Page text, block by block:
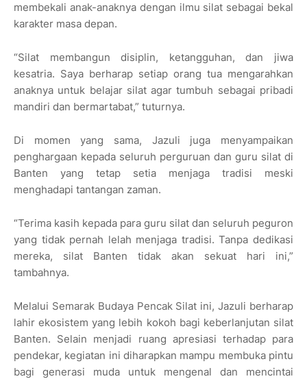
membekali anak-anaknya dengan ilmu silat sebagai bekal
karakter masa depan.
“Silat membangun disiplin, ketangguhan, dan jiwa
kesatria. Saya berharap setiap orang tua mengarahkan
anaknya untuk belajar silat agar tumbuh sebagai pribadi
mandiri dan bermartabat,” tuturnya.
Di momen yang sama, Jazuli juga menyampaikan
penghargaan kepada seluruh perguruan dan guru silat di
Banten yang tetap setia menjaga tradisi meski
menghadapi tantangan zaman.
“Terima kasih kepada para guru silat dan seluruh peguron
yang tidak pernah lelah menjaga tradisi. Tanpa dedikasi
mereka, silat Banten tidak akan sekuat hari ini,”
tambahnya.
Melalui Semarak Budaya Pencak Silat ini, Jazuli berharap
lahir ekosistem yang lebih kokoh bagi keberlanjutan silat
Banten. Selain menjadi ruang apresiasi terhadap para
pendekar, kegiatan ini diharapkan mampu membuka pintu
bagi generasi muda untuk mengenal dan mencintai